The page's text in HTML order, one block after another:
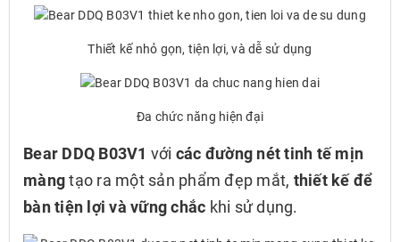
Thiết kế nhỏ gọn, tiện lợi, và dễ sử dụng
Đa chức năng hiện đại
Bear DDQ B03V1 với các đường nét tinh tế mịn
màngtạo ra một sản phẩm đẹp mắt, thiết kế để
bàn tiện lợi và vững chắc khi sử dụng.